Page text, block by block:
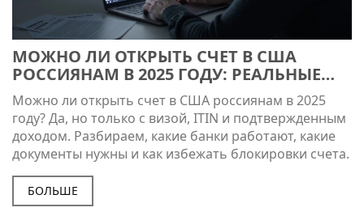
МОЖНО ЛИ ОТКРЫТЬ СЧЕТ В США
РОССИЯНАМ В 2025 ГОДУ: РЕАЛЬНЫЕ
УСЛОВИЯ И ШАГИ
Можно ли открыть счет в США россиянам в 2025
году? Да, но только с визой, ITIN и подтвержденным
доходом. Разбираем, какие банки работают, какие
документы нужны и как избежать блокировки счета.
БОЛЬШЕ